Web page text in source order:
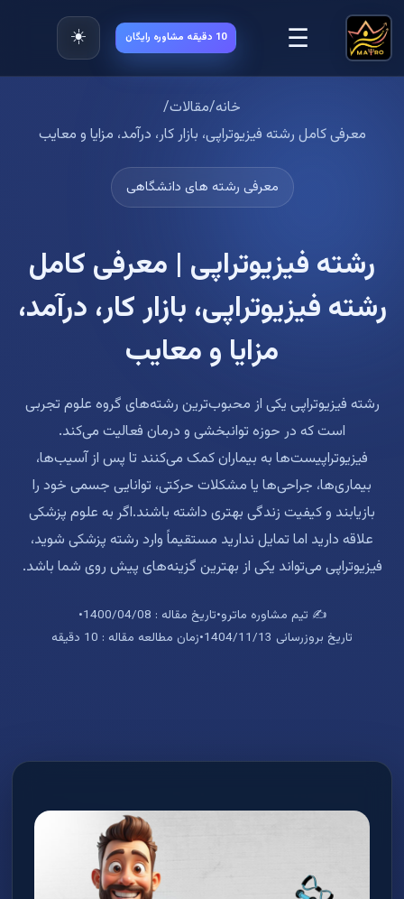
☰
☀️ 10 دقیقه مشاوره رایگان
خانه/مقالات/
معرفی کامل رشته فیزیوتراپی، بازار کار، درآمد، مزایا و معایب
معرفی رشته های دانشگاهی
رشته فیزیوتراپی | معرفی کامل
رشته فیزیوتراپی، بازار کار، درآمد،
مزایا و معایب
رشته فیزیوتراپی یکی از محبوب‌ترین رشته‌های گروه علوم تجربی
است که در حوزه توانبخشی و درمان فعالیت می‌کند.
فیزیوتراپیست‌ها به بیماران کمک می‌کنند تا پس از آسیب‌ها،
بیماری‌ها، جراحی‌ها یا مشکلات حرکتی، توانایی جسمی خود را
بازیابند و کیفیت زندگی بهتری داشته باشند.اگر به علوم پزشکی
علاقه دارید اما تمایل ندارید مستقیماً وارد رشته پزشکی شوید،
فیزیوتراپی می‌تواند یکی از بهترین گزینه‌های پیش روی شما باشد.
✍️ تیم مشاوره ماترو•تاریخ مقاله : 1400/04/08
•
تاریخ بروزرسانی 1404/11/13
•زمان مطالعه مقاله : 10 دقیقه